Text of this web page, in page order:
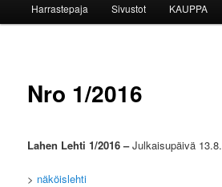
Harrastepaja Sivustot KAUPPA
Nro 1/2016
Lahen Lehti 1/2016 –Julkaisupäivä
> näköislehti